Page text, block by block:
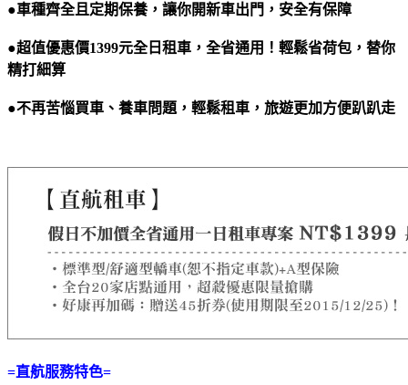
●車種齊全且定期保養，讓你開新車出門，安全有保障
●超值優惠價1399元全日租車，全省通用！輕鬆省荷包，替你
精打細算
●不再苦惱買車、養車問題，輕鬆租車，旅遊更加方便趴趴走
=直航服務特色=